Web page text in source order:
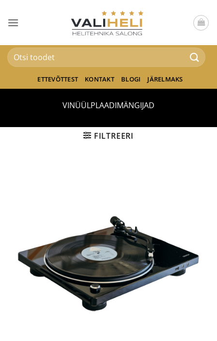
content
Otsi:
ETTEVÕTTEST KONTAKT BLOGI JÄRELMAKS
VINÜÜLPLAADIMÄNGIJAD
FILTREERI